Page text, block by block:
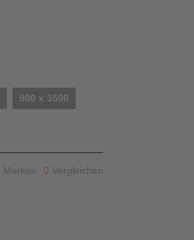
900 x 3500
Merken Vergleichen